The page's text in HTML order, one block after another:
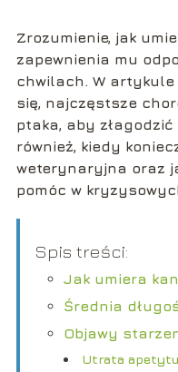
Zrozumienie, jak
zapewnienia mu
chwilach. W
się, najczęstsze
ptaka, aby
również, kiedy
weterynaryjna oraz
pomóc w
Spis treści:
Jak umiera
Średnia
Objawy
Utrata